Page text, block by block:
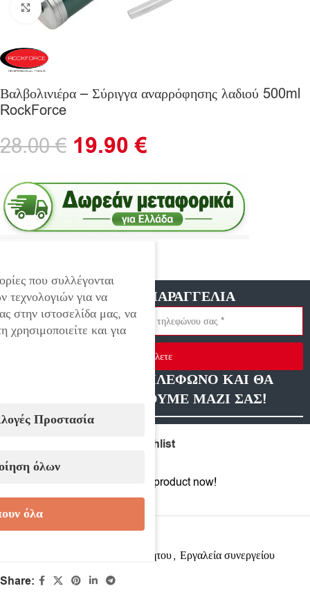
Click to enlarge
Βαλβολινιέρα – Σύριγγα αναρρόφησης λαδιού 500ml
RockForce
28.00€ 19.90€
ΓΡΗΓΟΡΗ ΠΑΡΑΓΓΕΛΙΑ
Στείλετε
ΑΦΗΣΤΕ ΜΑΣ ΤΗΛΕΦΩΝΟ ΚΑΙ ΘΑ
ΕΠΙΚΟΙΝΩΝΗΣΟΥΜΕ ΜΑΖΙ ΣΑΣ!
Add to wishlist
People watching this product now!
Εξοπλισμός αυτοκινήτου, Εργαλεία συνεργείου
Share:
που συλλέγονται
για να
στην ιστοσελίδα μας, να
και για
Προστασία
όλων
όλα